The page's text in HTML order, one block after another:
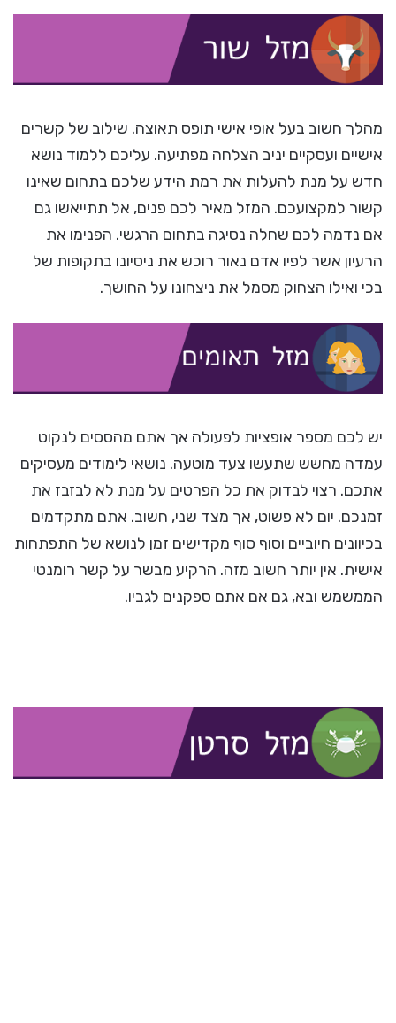
מהלך חשוב בעל אופי אישי תופס תאוצה. שילוב של קשרים
אישיים ועסקיים יניב הצלחה מפתיעה. עליכם ללמוד נושא
חדש על מנת להעלות את רמת הידע שלכם בתחום שאינו
קשור למקצועכם. המזל מאיר לכם פנים, אל תתייאשו גם
אם נדמה לכם שחלה נסיגה בתחום הרגשי. הפנימו את
הרעיון אשר לפיו אדם נאור רוכש את ניסיונו בתקופות של
בכי ואילו הצחוק מסמל את ניצחונו על החושך.
יש לכם מספר אופציות לפעולה אך אתם מהססים לנקוט
עמדה מחשש שתעשו צעד מוטעה. נושאי לימודים מעסיקים
אתכם. רצוי לבדוק את כל הפרטים על מנת לא לבזבז את
זמנכם. יום לא פשוט, אך מצד שני, חשוב. אתם מתקדמים
בכיוונים חיוביים וסוף סוף מקדישים זמן לנושא של התפתחות
אישית. אין יותר חשוב מזה. הרקיע מבשר על קשר רומנטי
הממשמש ובא, גם אם אתם ספקנים לגביו.